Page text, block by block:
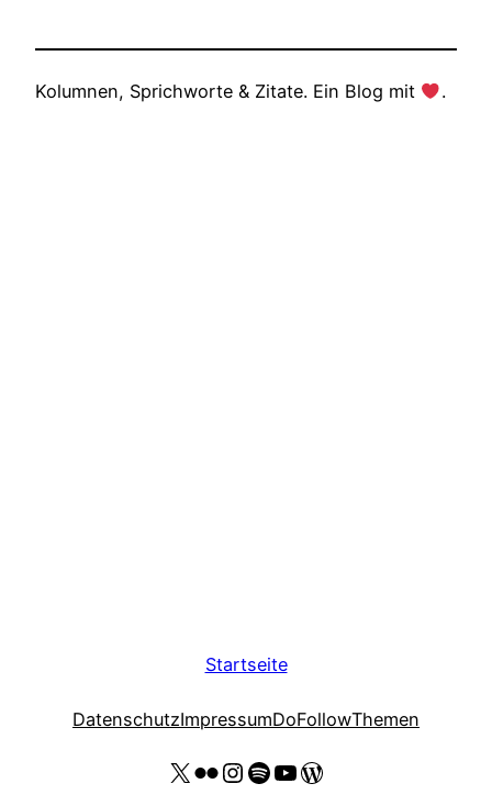
Kolumnen, Sprichworte & Zitate. Ein Blog mit .
Startseite
DatenschutzImpressumDoFollowThemen
X Flickr
Instagram
Spotify
YouTube Thomas Kohler
Wordpress Website